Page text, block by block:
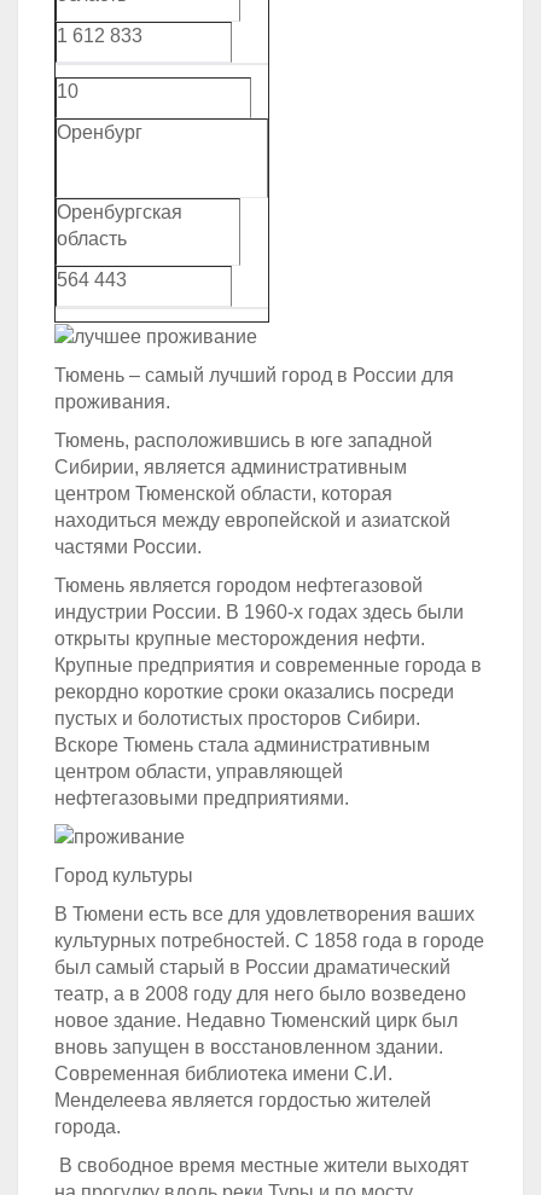
1 612 833
10
Оренбург
Оренбургская
область
564 443
Тюмень – самый лучший город в России для
проживания.
Тюмень, расположившись в юге западной
Сибирии, является административным
центром Тюменской области, которая
находиться между европейской и азиатской
частями России.
Тюмень является городом нефтегазовой
индустрии России. В 1960-х годах здесь были
открыты крупные месторождения нефти.
Крупные предприятия и современные города в
рекордно короткие сроки оказались посреди
пустых и болотистых просторов Сибири.
Вскоре Тюмень стала административным
центром области, управляющей
нефтегазовыми предприятиями.
Город культуры
В Тюмени есть все для удовлетворения ваших
культурных потребностей. С 1858 года в городе
был самый старый в России драматический
театр, а в 2008 году для него было возведено
новое здание. Недавно Тюменский цирк был
вновь запущен в восстановленном здании.
Современная библиотека имени С.И.
Менделеева является гордостью жителей
города.
В свободное время местные жители выходят